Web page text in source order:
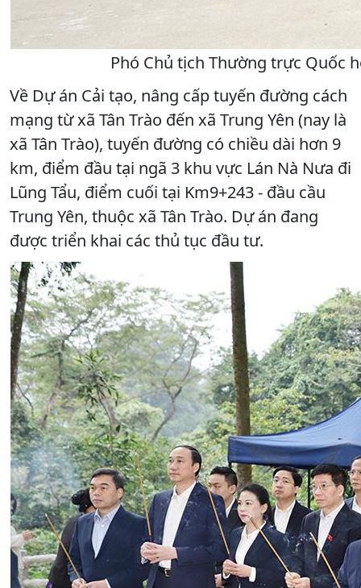
Phó Chủ tịch Thường trực Quốc
Về Dự án Cải tạo, nâng cấp tuyến đường cách
mạng từ xã Tân Trào đến xã Trung Yên (nay là
xã Tân Trào), tuyến đường có chiều dài hơn 9
km, điểm đầu tại ngã 3 khu vực Lán Nà Nưa đi
Lũng Tẩu, điểm cuối tại Km9+243 - đầu cầu
Trung Yên, thuộc xã Tân Trào. Dự án đang
được triển khai các thủ tục đầu tư.